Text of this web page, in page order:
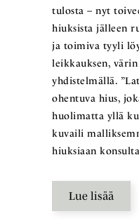
tulosta – nyt
hiuksista jälleen
ja toimiva tyyli
leikkauksen,
yhdistelmällä.
ohentuva hius,
huolimatta yllä
kuvaili
hiuksiaan
Lue lisää